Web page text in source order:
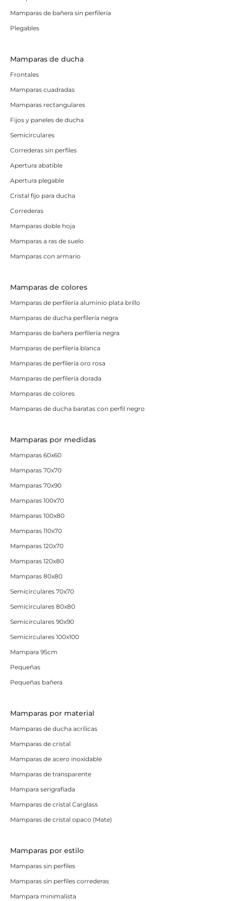
Mamparas de bañera sin perfilería
Plegables
Mamparas de ducha
Frontales
Mamparas cuadradas
Mamparas rectangulares
Fijos y paneles de ducha
Semicirculares
Correderas sin perfiles
Apertura abatible
Apertura plegable
Cristal fijo para ducha
Correderas
Mamparas doble hoja
Mamparas a ras de suelo
Mamparas con armario
Mamparas de colores
Mamparas de perfilería aluminio plata brillo
Mamparas de ducha perfilería negra
Mamparas de bañera perfilería negra
Mamparas de perfilería blanca
Mamparas de perfilería oro rosa
Mamparas de perfilería dorada
Mamparas de colores
Mamparas de ducha baratas con perfil negro
Mamparas por medidas
Mamparas 60x60
Mamparas 70x70
Mamparas 70x90
Mamparas 100x70
Mamparas 100x80
Mamparas 110x70
Mamparas 120x70
Mamparas 120x80
Mamparas 80x80
Semicirculares 70x70
Semicirculares 80x80
Semicirculares 90x90
Semicirculares 100x100
Mampara 95cm
Pequeñas
Pequeñas bañera
Mamparas por material
Mamparas de ducha acrílicas
Mamparas de cristal
Mamparas de acero inoxidable
Mamparas de transparente
Mampara serigrafiada
Mamparas de cristal Carglass
Mamparas de cristal opaco (Mate)
Mamparas por estilo
Mamparas sin perfiles
Mamparas sin perfiles correderas
Mampara minimalista